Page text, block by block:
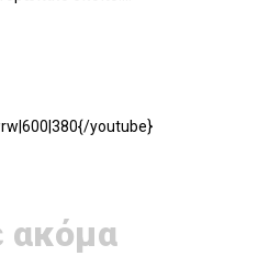
youtube}
ακόμα